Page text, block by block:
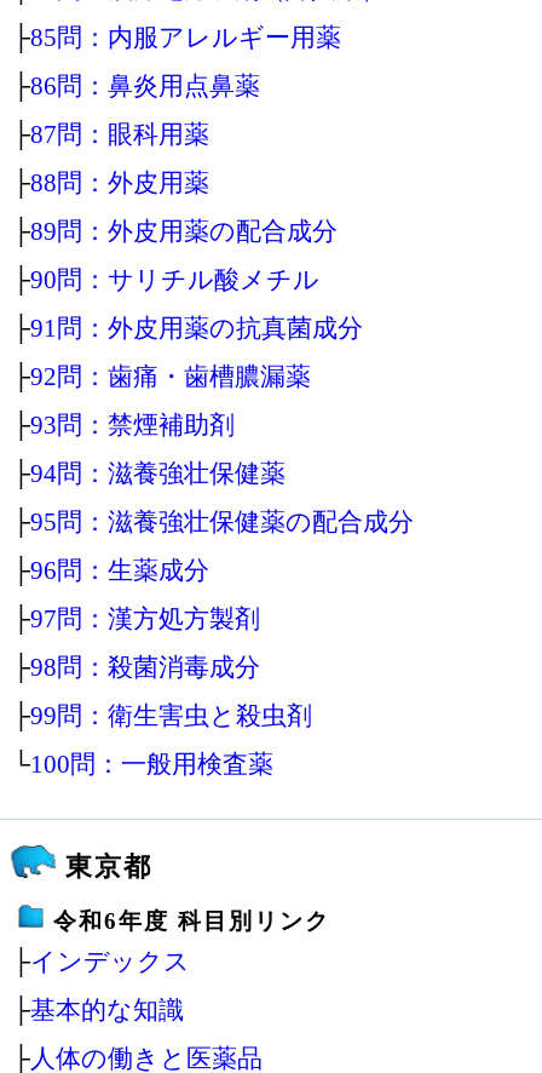
├85問：内服アレルギー用薬
├86問：鼻炎用点鼻薬
├87問：眼科用薬
├88問：外皮用薬
├89問：外皮用薬の配合成分
├90問：サリチル酸メチル
├91問：外皮用薬の抗真菌成分
├92問：歯痛・歯槽膿漏薬
├93問：禁煙補助剤
├94問：滋養強壮保健薬
├95問：滋養強壮保健薬の配合成分
├96問：生薬成分
├97問：漢方処方製剤
├98問：殺菌消毒成分
├99問：衛生害虫と殺虫剤
└100問：一般用検査薬
東京都
令和6年度 科目別リンク
├インデックス
├基本的な知識
├人体の働きと医薬品